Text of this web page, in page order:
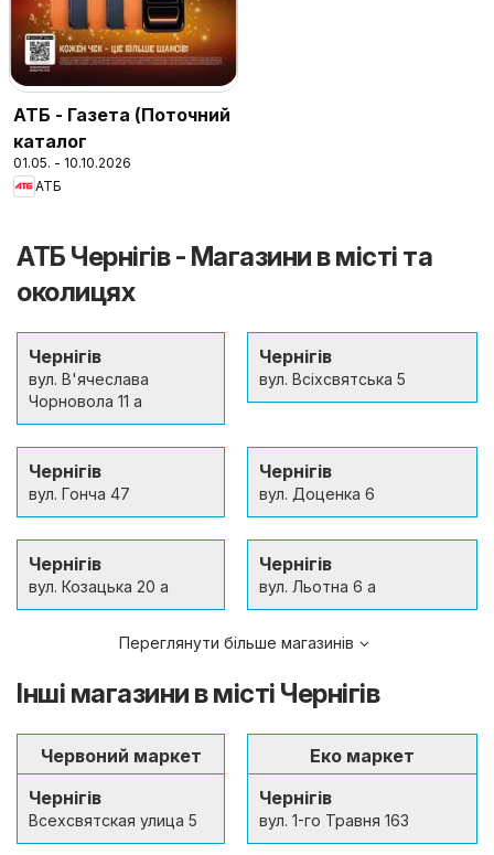
АТБ - Газета (Поточний
каталог
01.05. - 10.10.2026
АТБ
АТБ Чернігів - Магазини в місті та
околицях
Чернігів
вул. В'ячеслава
Чорновола 11 а
Чернігів
вул. Всіхсвятська 5
Чернігів
вул. Гонча 47
Чернігів
вул. Доценка 6
Чернігів
вул. Козацька 20 а
Чернігів
вул. Льотна 6 а
Переглянути більше магазинів
Інші магазини в місті Чернігів
Червоний маркет
Чернігів
Всехсвятская улица 5
Еко маркет
Чернігів
вул. 1-го Травня 163